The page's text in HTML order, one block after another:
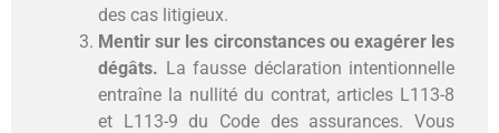
des cas litigieux.
Mentir sur les circonstances ou exagérer les
dégâts. La fausse déclaration intentionnelle
entraîne la nullité du contrat, articles L113-8
et L113-9 du Code des assurances. Vous